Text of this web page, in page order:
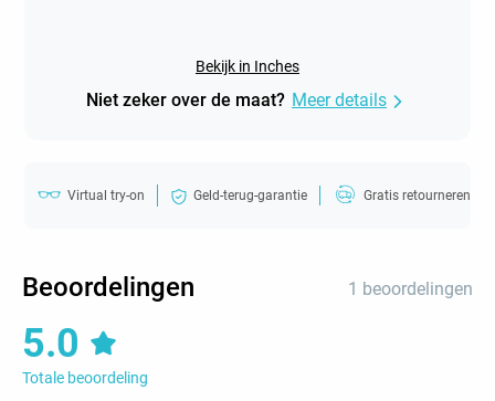
Bekijk in Inches
Niet zeker over de maat? Meer details
Virtual try-on Geld-terug-garantie Gratis retourneren
Beoordelingen 1 beoordelingen
5.0
Totale beoordeling